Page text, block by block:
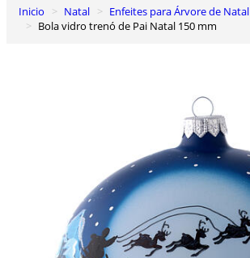
Carrinho de Compras
Inicio Natal Enfeites para Árvore de Natal
Bola vidro trenó de Pai Natal 150 mm